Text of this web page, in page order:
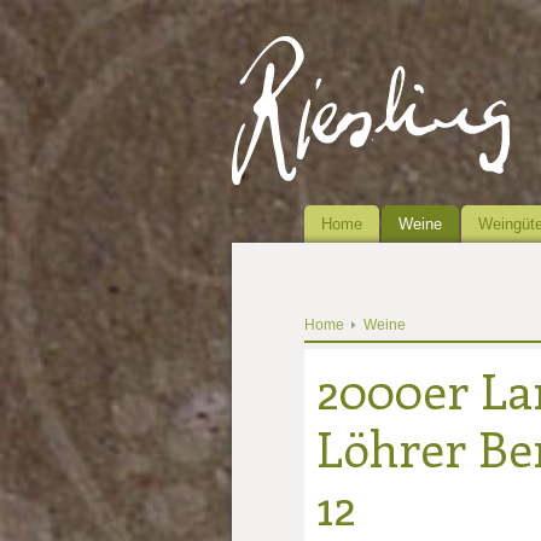
Home Weine
Home Weine
2000er
Löhrer
12